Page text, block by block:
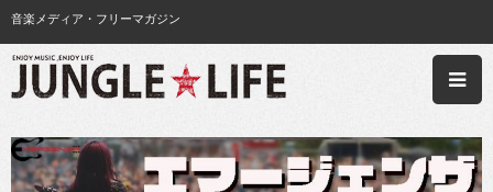
音楽メディア・フリーマガジン